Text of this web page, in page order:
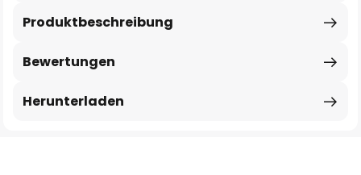
Produktbeschreibung
Bewertungen
Herunterladen